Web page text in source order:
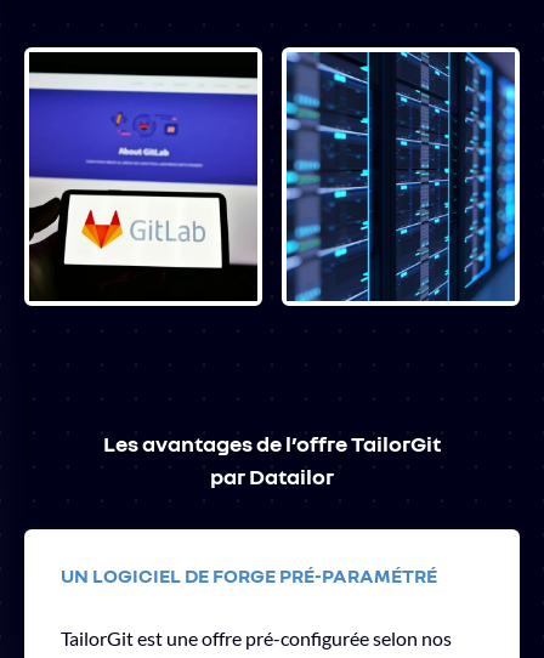
Les avantages de l’offre TailorGit
par Datailor
UN LOGICIEL DE FORGE PRÉ-PARAMÉTRÉ
TailorGit est une offre pré-configurée selon nos